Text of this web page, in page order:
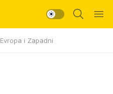
Evropa i Zapadni Balkan